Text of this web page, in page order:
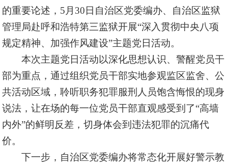
的重要论述， 5月30日自治区党委编办、自治区监狱
管理局赴呼和浩特第三监狱开展“深入贯彻中央八项
规定精神、加强作风建设”主题党日活动。
本次主题党日活动以深化思想认识、警醒党员干
部为重点，通过组织党员干部实地参观监区监舍、公
共活动区域，聆听职务犯罪服刑人员饱含悔恨的现身
说法，让在场的每一位党员干部直观感受到了“高墙
内外”的鲜明反差，切身体会到违法犯罪的沉痛代
价。
下一步，自治区党委编办将常态化开展好警示教